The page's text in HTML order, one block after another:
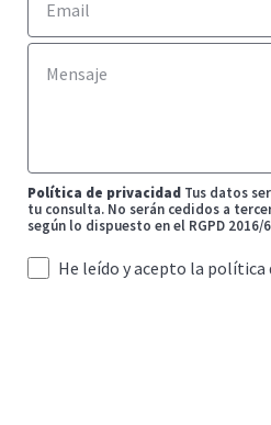
Política de privacidad Tus datos
tu consulta. No serán cedidos a
según lo dispuesto en el RGPD 2016/
He leído y acepto la política